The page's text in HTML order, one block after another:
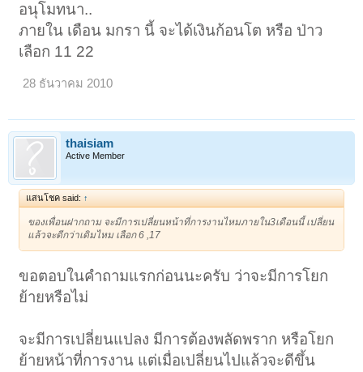
อนุโมทนา..
ภายใน เดือน มกรา นี้ จะได้เงินก้อนโต หรือ ป่าว
เลือก 11 22
28 ธันวาคม 2010
thaisiam
Active Member
แสนโชค said: ↑
ของเพื่อนฝากถาม จะมีการเปลี่ยนหน้าที่การงานไหมภายใน3เดือนนี้ เปลี่ยน
แล้วจะดีกว่าเดิมไหม เลือก 6 ,17
ขอตอบในคำถามแรกก่อนนะครับ ว่าจะมีการโยก
ย้ายหรือไม่
จะมีการเปลี่ยนแปลง มีการต้องพลัดพราก หรือโยก
ย้ายหน้าที่การงาน แต่เมื่อเปลี่ยนไปแล้วจะดีขึ้น